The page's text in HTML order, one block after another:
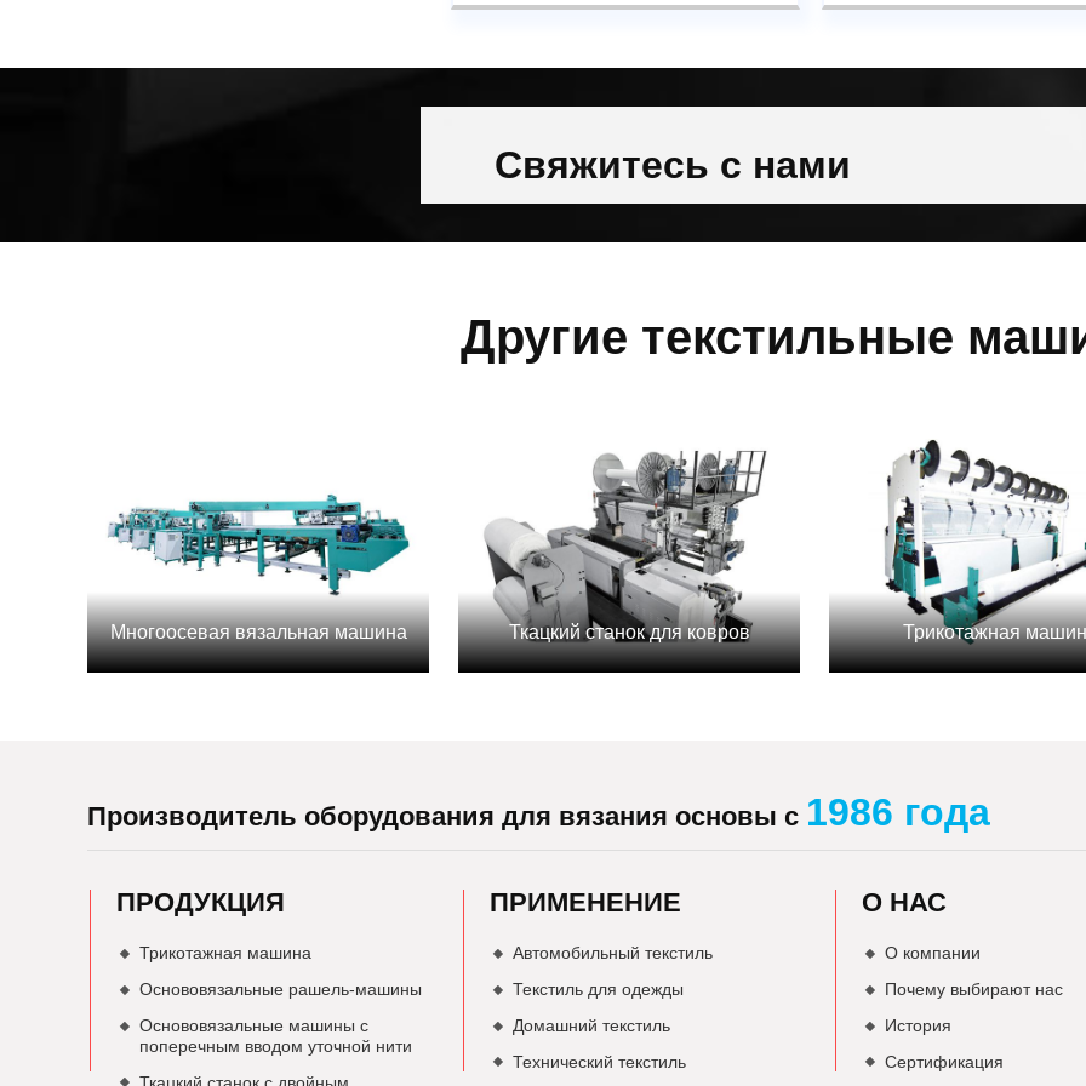
Свяжитесь с нами
Другие текстильные
Многоосевая вязальная машина Ткацкий станок для ковров Трикотажная
Производитель оборудования для вязания основы с 1986 года
ПРОДУКЦИЯ
Трикотажная машина
Основовязальные рашель-машины
Основовязальные машины с
поперечным вводом уточной нити
Ткацкий станок с двойным
ПРИМЕНЕНИЕ
Автомобильный текстиль
Текстиль для одежды
Домашний текстиль
Технический текстиль
О НАС
О компании
Почему выбирают нас
История
Сертификация